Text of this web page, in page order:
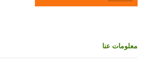
معلومات عنا